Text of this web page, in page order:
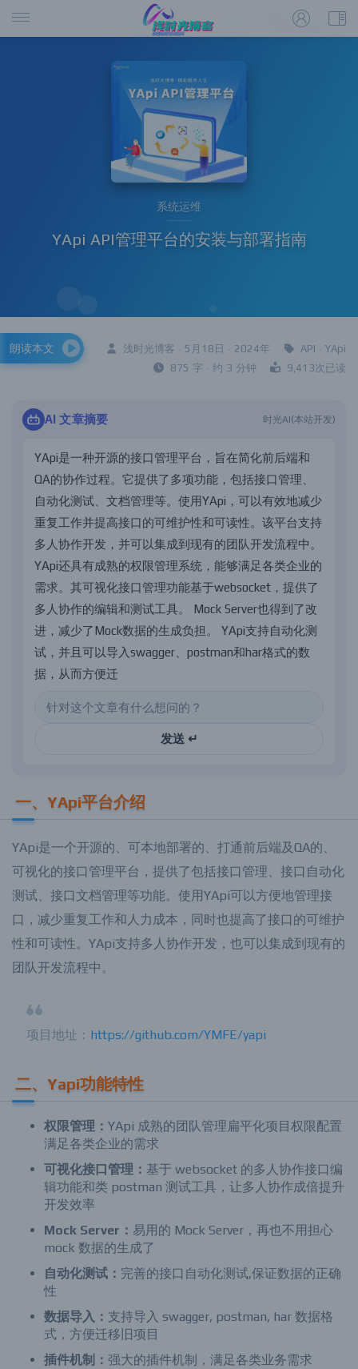
系统运维
YApi API管理平台的安装与部署指南
浅时光博客 · 5月18日 · 2024年 API · YApi
875 字 · 约 3 分钟
9,413次已读
朗读本文
AI 文章摘要 时光AI(本站开发)
YApi是一种开源的接口管理平台 ， 旨在简化前后端和
QA的协作过程。 它提供了多项功能 ， 包括接口管理
自动化测试 文档管理等。 使用YApi ， 可 以有效地减少
重复工作并提高接口的可维护性和可读性。 该平台支持
多 人 协作开发 ， 并可 以集成到 现有的团 队开发流程中 。
YApi还具有成熟的权限管理系统 ， 能够满足各类企业的
需求。 其可视化接口管理功能基于websocket ， 提供了
多 人 协作的编辑和测试工具。 Mock Server也得到 了改
进 ， 减少了Mock数据的生 成负担 。 YApi支持自动化测
试 ， 并 且 可 以导 入swagger postman和har格式的数
据 ， 从而方便迁
发送 ↵
一、YApi平台介绍
YApi是一个开源的、可本地部署的、打通前后端及QA的、
可视化的接口管理平台，提供了包括接口管理、接口自动化
测试、接口文档管理等功能。使用YApi可以方便地管理接
口，减少重复工作和人力成本，同时也提高了接口的可维护
性和可读性。YApi支持多人协作开发，也可以集成到现有的
团队开发流程中。
项目地址： https://github.com/YMFE/yapi
二、Yapi功能特性
权限管理： YApi 成熟的团队管理扁平化项目权限配置
满足各类企业的需求
可视化接口管理： 基于 websocket 的多人协作接口编
辑功能和类 postman 测试工具，让多人协作成倍提升
开发效率
Mock Server： 易用的 Mock Server，再也不用担心
mock 数据的生成了
自动化测试： 完善的接口自动化测试,保证数据的正确
性
数据导入： 支持导入 swagger, postman, har 数据格
式，方便迁移旧项目
插件机制： 强大的插件机制，满足各类业务需求